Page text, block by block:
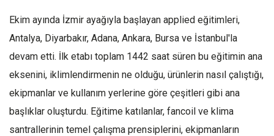
Ekim ayında İzmir ayağıyla başlayan applied eğitimleri,
Antalya, Diyarbakır, Adana, Ankara, Bursa ve İstanbul'la
devam etti. İlk etabı toplam 1442 saat süren bu eğitimin ana
eksenini, iklimlendirmenin ne olduğu, ürünlerin nasıl çalıştığı,
ekipmanlar ve kullanım yerlerine göre çeşitleri gibi ana
başlıklar oluşturdu. Eğitime katılanlar, fancoil ve klima
santrallerinin temel çalışma prensiplerini, ekipmanların